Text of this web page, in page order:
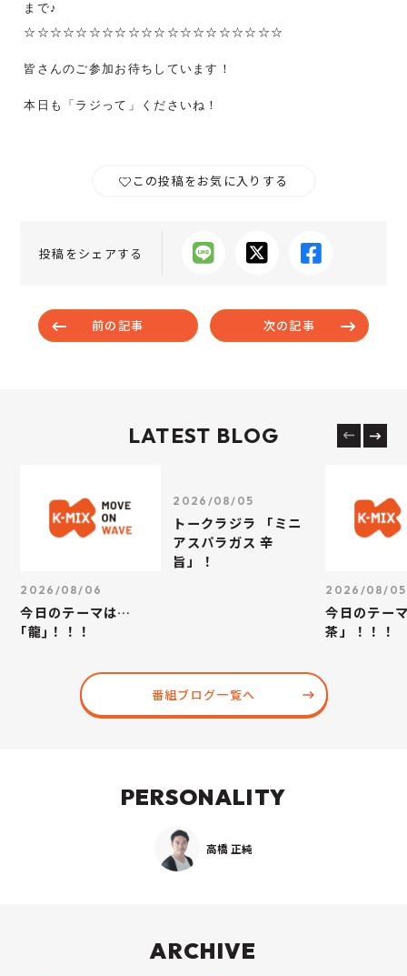
まで♪
☆☆☆☆☆☆☆☆☆☆☆☆☆☆☆☆☆☆☆☆
皆さんのご参加お待ちしています！
本日も「ラジって」くださいね！
この投稿をお気に入りする
投稿をシェアする
前の記事 次の記事
LATEST BLOG
2026/08/06
今日のテーマは…
｢龍｣！！！
2026/08/05
トークラジラ 「ミニ
アスパラガス 辛
旨」！
2026/08/05
今日のテー
茶」！！！
番組ブログ一覧へ
PERSONALITY
高橋 正純
ARCHIVE